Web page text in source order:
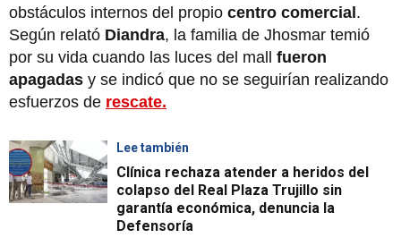
obstáculos internos del propio centro comercial.
Según relató Diandra, la familia de Jhosmar temió
por su vida cuando las luces del mall fueron
apagadas y se indicó que no se seguirían realizando
esfuerzos de rescate.
Lee también
Clínica rechaza atender a heridos del
colapso del Real Plaza Trujillo sin
garantía económica, denuncia la
Defensoría